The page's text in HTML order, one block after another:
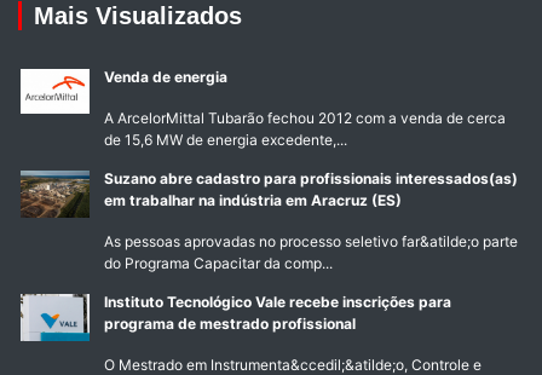
Mais Visualizados
Venda de energia
A ArcelorMittal Tubarão fechou 2012 com a venda de cerca
de 15,6 MW de energia excedente,...
Suzano abre cadastro para profissionais interessados(as)
em trabalhar na indústria em Aracruz (ES)
As pessoas aprovadas no processo seletivo far&atilde;o parte
do Programa Capacitar da comp...
Instituto Tecnológico Vale recebe inscrições para
programa de mestrado profissional
O Mestrado em Instrumenta&ccedil;&atilde;o, Controle e